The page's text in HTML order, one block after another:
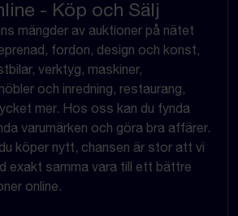
- Köp och Sälj
mängder av auktioner på nätet
fordon, design och konst,
verktyg, maskiner,
och inredning, restaurang,
mer. Hos oss kan du fynda
varumärken och göra bra affärer.
köper nytt, chansen är stor att vi
exakt samma vara till ett bättre
online.